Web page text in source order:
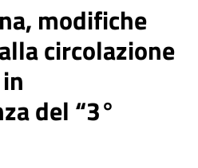
modifiche
circolazione
del “3°